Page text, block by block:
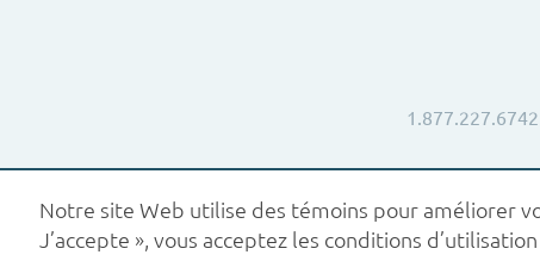
1.877.227.6742
Notre site Web utilise des témoins pour améliorer
J’accepte », vous acceptez les conditions